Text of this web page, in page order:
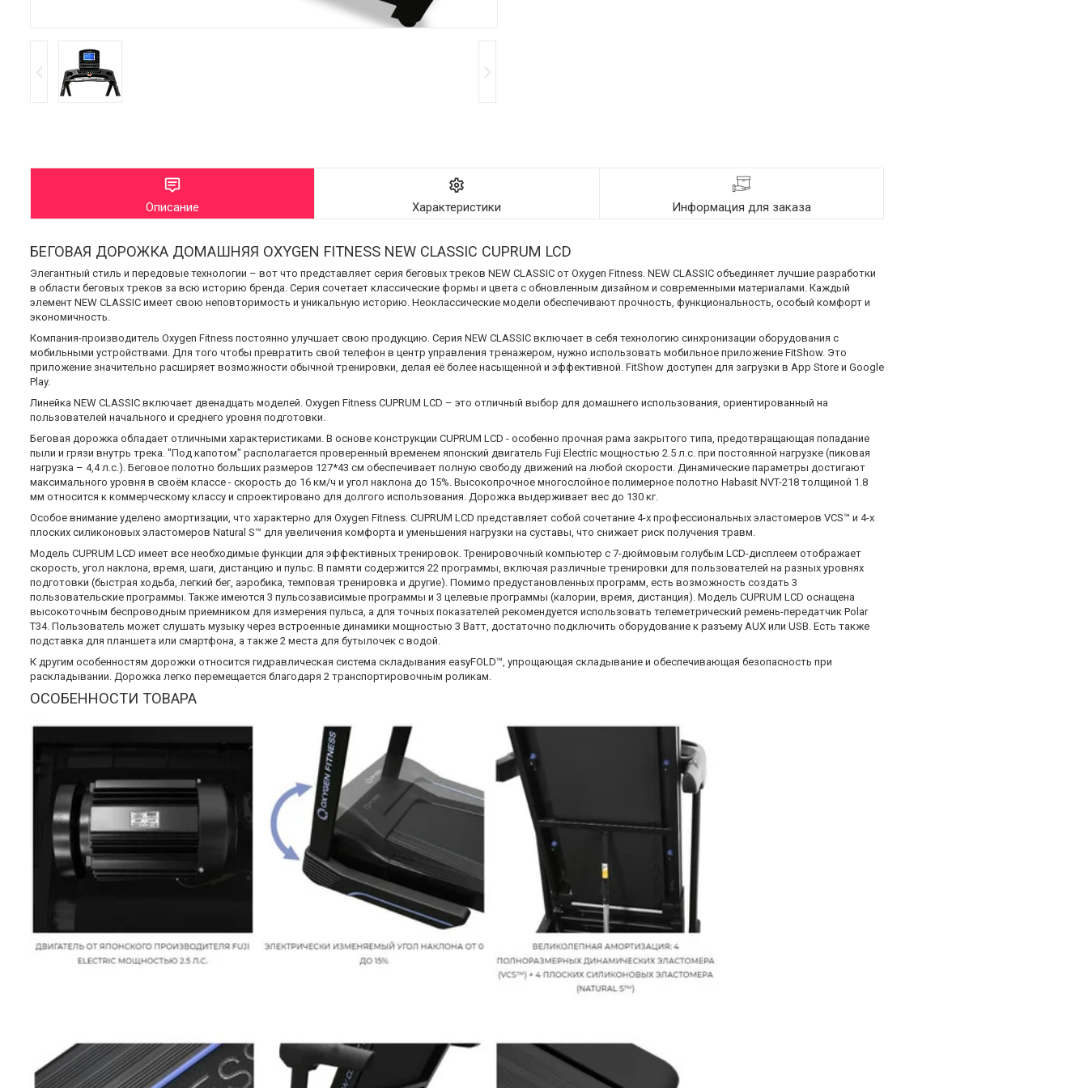
Описание Характеристики Информация для заказа
БЕГОВАЯ ДОРОЖКА ДОМАШНЯЯ OXYGEN FITNESS NEW CLASSIC CUPRUM LCD
Элегантный стиль и передовые технологии – вот что представляет серия беговых треков NEW CLASSIC от Oxygen Fitness. NEW CLASSIC объединяет лучшие разработки
в области беговых треков за всю историю бренда. Серия сочетает классические формы и цвета с обновленным дизайном и современными материалами. Каждый
элемент NEW CLASSIC имеет свою неповторимость и уникальную историю. Неоклассические модели обеспечивают прочность, функциональность, особый комфорт и
экономичность.
Компания-производитель Oxygen Fitness постоянно улучшает свою продукцию. Серия NEW CLASSIC включает в себя технологию синхронизации оборудования с
мобильными устройствами. Для того чтобы превратить свой телефон в центр управления тренажером, нужно использовать мобильное приложение FitShow. Это
приложение значительно расширяет возможности обычной тренировки, делая её более насыщенной и эффективной. FitShow доступен для загрузки в App Store и Google
Play.
Линейка NEW CLASSIC включает двенадцать моделей. Oxygen Fitness CUPRUM LCD – это отличный выбор для домашнего использования, ориентированный на
пользователей начального и среднего уровня подготовки.
Беговая дорожка обладает отличными характеристиками. В основе конструкции CUPRUM LCD - особенно прочная рама закрытого типа, предотвращающая попадание
пыли и грязи внутрь трека. "Под капотом" располагается проверенный временем японский двигатель Fuji Electric мощностью 2.5 л.с. при постоянной нагрузке (пиковая
нагрузка – 4,4 л.с.). Беговое полотно больших размеров 127*43 см обеспечивает полную свободу движений на любой скорости. Динамические параметры достигают
максимального уровня в своём классе - скорость до 16 км/ч и угол наклона до 15%. Высокопрочное многослойное полимерное полотно Habasit NVT-218 толщиной 1.8
мм относится к коммерческому классу и спроектировано для долгого использования. Дорожка выдерживает вес до 130 кг.
Особое внимание уделено амортизации, что характерно для Oxygen Fitness. CUPRUM LCD представляет собой сочетание 4-х профессиональных эластомеров VCS™ и 4-х
плоских силиконовых эластомеров Natural S™ для увеличения комфорта и уменьшения нагрузки на суставы, что снижает риск получения травм.
Модель CUPRUM LCD имеет все необходимые функции для эффективных тренировок. Тренировочный компьютер с 7-дюймовым голубым LCD-дисплеем отображает
скорость, угол наклона, время, шаги, дистанцию и пульс. В памяти содержится 22 программы, включая различные тренировки для пользователей на разных уровнях
подготовки (быстрая ходьба, легкий бег, аэробика, темповая тренировка и другие). Помимо предустановленных программ, есть возможность создать 3
пользовательские программы. Также имеются 3 пульсозависимые программы и 3 целевые программы (калории, время, дистанция). Модель CUPRUM LCD оснащена
высокоточным беспроводным приемником для измерения пульса, а для точных показателей рекомендуется использовать телеметрический ремень-передатчик Polar
T34. Пользователь может слушать музыку через встроенные динамики мощностью 3 Ватт, достаточно подключить оборудование к разъему AUX или USB. Есть также
подставка для планшета или смартфона, а также 2 места для бутылочек с водой.
К другим особенностям дорожки относится гидравлическая система складывания easyFOLD™, упрощающая складывание и обеспечивающая безопасность при
раскладывании. Дорожка легко перемещается благодаря 2 транспортировочным роликам.
ОСОБЕННОСТИ ТОВАРА